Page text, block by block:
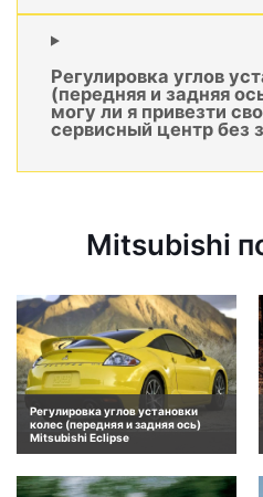
Регулировка углов
(передняя и задняя
могу ли я привезти
сервисный центр без
Mitsubishi
Регулировка углов установки
колес (передняя и задняя ось)
Mitsubishi Eclipse